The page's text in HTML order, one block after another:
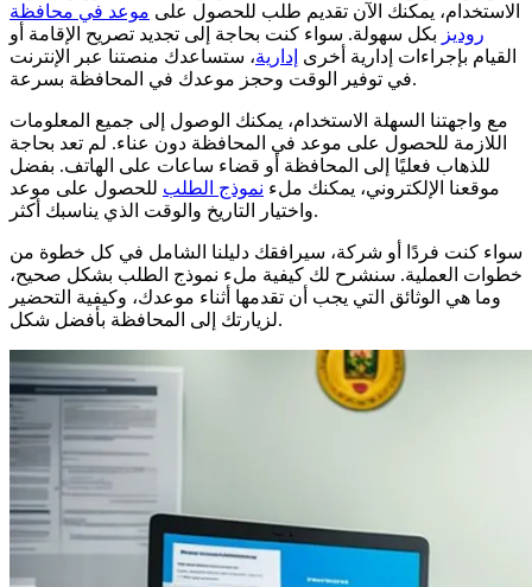
الاستخدام، يمكنك الآن تقديم طلب للحصول على موعد في محافظة
روديز بكل سهولة. سواء كنت بحاجة إلى تجديد تصريح الإقامة أو
القيام بإجراءات إدارية أخرى إدارية، ستساعدك منصتنا عبر الإنترنت
في توفير الوقت وحجز موعدك في المحافظة بسرعة.
مع واجهتنا السهلة الاستخدام، يمكنك الوصول إلى جميع المعلومات
اللازمة للحصول على موعد في المحافظة دون عناء. لم تعد بحاجة
للذهاب فعليًا إلى المحافظة أو قضاء ساعات على الهاتف. بفضل
موقعنا الإلكتروني، يمكنك ملء نموذج الطلب للحصول على موعد
واختيار التاريخ والوقت الذي يناسبك أكثر.
سواء كنت فردًا أو شركة، سيرافقك دليلنا الشامل في كل خطوة من
خطوات العملية. سنشرح لك كيفية ملء نموذج الطلب بشكل صحيح،
وما هي الوثائق التي يجب أن تقدمها أثناء موعدك، وكيفية التحضير
لزيارتك إلى المحافظة بأفضل شكل.